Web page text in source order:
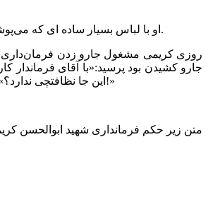
او با لباس بسیار ساده ای که می‌پوشید و با دوچرخه ای که رفت و آمد می‌کرد هیچ فاصله‌ای بین خودش و مردم قائل نبود. محل کارش و اطرافیانش را هم طوری انتخاب کرده بود که بسیار ساده باشند.
جارو کشیدن بود پرسید:«با آقای فرماندار
این جا نظافتچی ندارد؟». کریمی با سادگی گفت:«فرماندار انقلابی باید همه کارها را انجام دهد. حالا شما بفرمایید در آن اتاق بنشینید تا همه جا را نظافت کنم، سپس خدمت شما خواهم رسید!»
متن زیر حکم فرمانداری شهید ابوالحسن